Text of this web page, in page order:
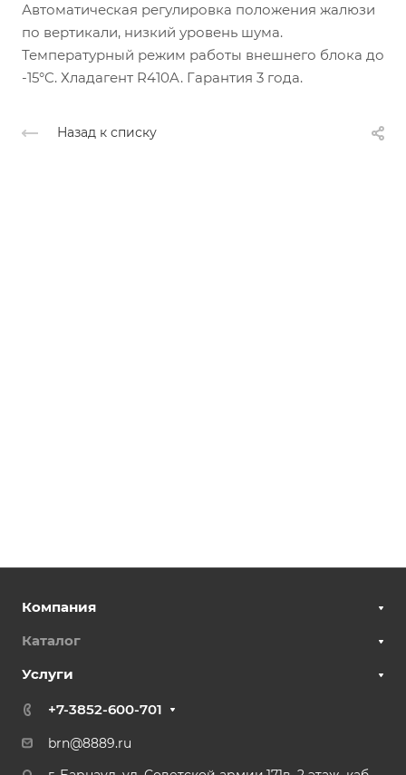
Автоматическая регулировка положения жалюзи
по вертикали, низкий уровень шума.
Температурный режим работы внешнего блока до
-15°C. Хладагент R410A. Гарантия 3 года.
Назад к списку
Компания
Каталог
Услуги
+7-3852-600-701
brn@8889.ru